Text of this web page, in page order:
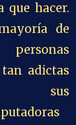
que hacer.
de
adictas
sus